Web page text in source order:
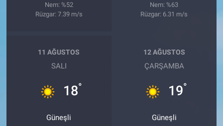
Nem: %52
Rüzgar: 7.39 m/s
Nem: %63
Rüzgar: 6.31 m/s
11 AĞUSTOS
SALI
18°
Güneşli
12 AĞUSTOS
ÇARŞAMBA
19°
Güneşli